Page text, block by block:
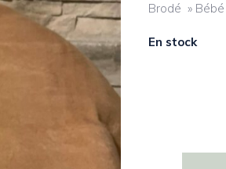
Brodé »
En stock